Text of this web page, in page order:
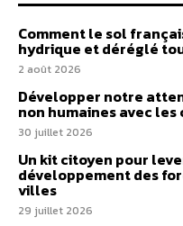
Comment le sol
hydrique et déréglé
2 août 2026
Développer notre
non humaines avec
30 juillet 2026
Un kit citoyen pour
développement des
villes
29 juillet 2026